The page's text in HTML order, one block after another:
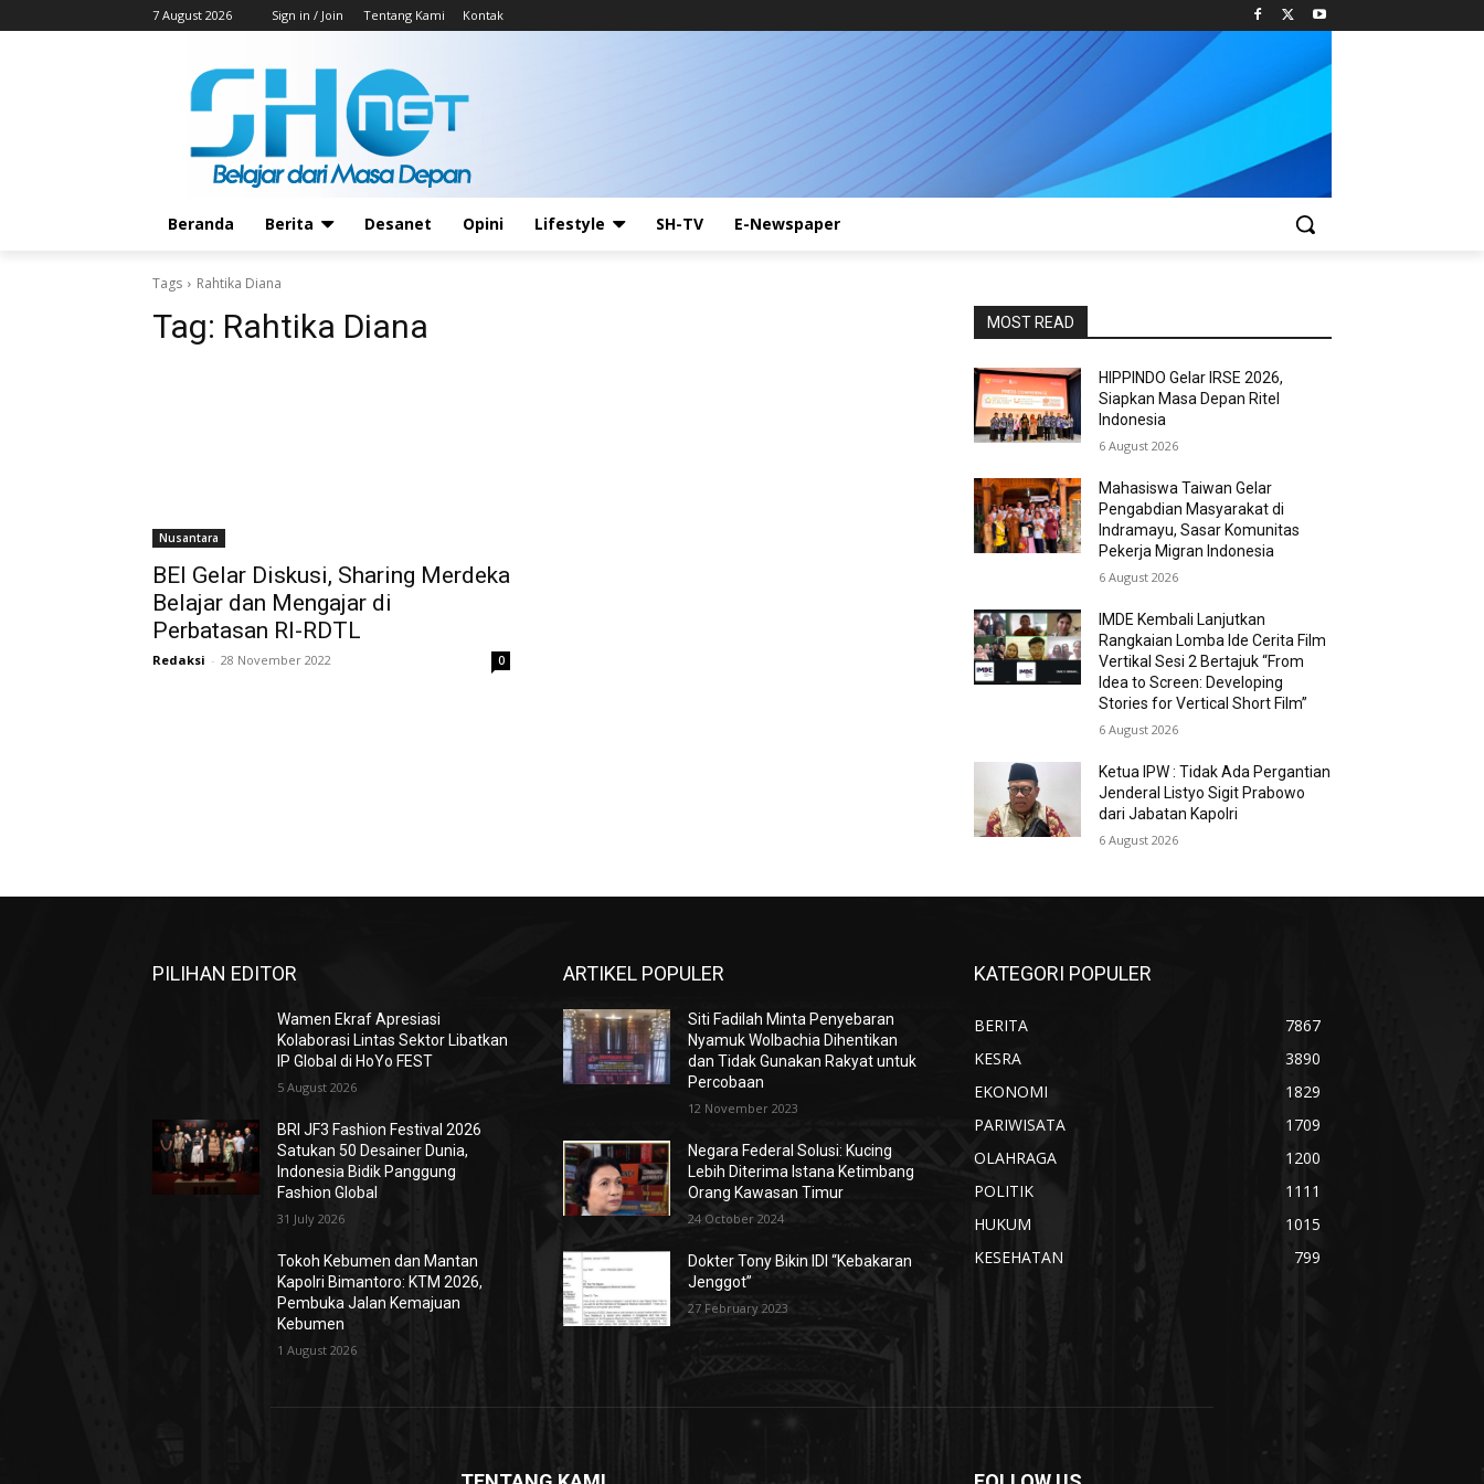
7 August 2026 Sign in / Join Tentang Kami Kontak
Beranda Berita Desanet Opini Lifestyle SH-TV E-Newspaper
Tags Rahtika Diana
Tag: Rahtika Diana
Nusantara
BEI Gelar Diskusi, Sharing Merdeka
Belajar dan Mengajar di
Perbatasan RI-RDTL
Redaksi - 28 November 2022 0
MOST READ
HIPPINDO Gelar IRSE 2026,
Siapkan Masa Depan Ritel
Indonesia
6 August 2026
Mahasiswa Taiwan Gelar
Pengabdian Masyarakat di
Indramayu, Sasar Komunitas
Pekerja Migran Indonesia
6 August 2026
IMDE Kembali Lanjutkan
Rangkaian Lomba Ide Cerita Film
Vertikal Sesi 2 Bertajuk “From
Idea to Screen: Developing
Stories for Vertical Short Film”
6 August 2026
Ketua IPW : Tidak Ada Pergantian
Jenderal Listyo Sigit Prabowo
dari Jabatan Kapolri
6 August 2026
PILIHAN EDITOR
Wamen Ekraf Apresiasi
Kolaborasi Lintas Sektor Libatkan
IP Global di HoYo FEST
5 August 2026
BRI JF3 Fashion Festival 2026
Satukan 50 Desainer Dunia,
Indonesia Bidik Panggung
Fashion Global
31 July 2026
Tokoh Kebumen dan Mantan
Kapolri Bimantoro: KTM 2026,
Pembuka Jalan Kemajuan
Kebumen
1 August 2026
ARTIKEL POPULER
Siti Fadilah Minta Penyebaran
Nyamuk Wolbachia Dihentikan
dan Tidak Gunakan Rakyat untuk
Percobaan
12 November 2023
Negara Federal Solusi: Kucing
Lebih Diterima Istana Ketimbang
Orang Kawasan Timur
24 October 2024
Dokter Tony Bikin IDI “Kebakaran
Jenggot”
27 February 2023
KATEGORI POPULER
BERITA
7867
KESRA
3890
EKONOMI
1829
PARIWISATA
1709
OLAHRAGA
1200
POLITIK
1111
HUKUM
1015
KESEHATAN
799